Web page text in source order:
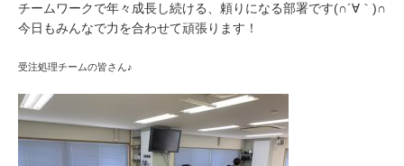
チームワークで年々成長し続ける、頼りになる部署です(∩´∀｀)∩
今日もみんなで力を合わせて頑張ります！
受注処理チームの皆さん♪